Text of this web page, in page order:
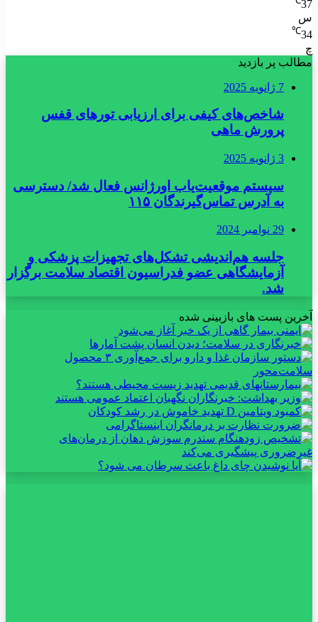
37
س
34
℃
چ
مطالب پر بازدید
7 ژانویه 2025
شاخص‌های کیفی برای ارزیابی تورهای قفس
پرورش ماهی
3 ژانویه 2025
سیستم موقعیت‌یاب اورژانس فعال شد/ دسترسی
به آدرس تماس‌گیرندگان ۱۱۵
29 نوامبر 2024
جلسه هم‌اندیشی تشکل‌های تجهیزات پزشکی و
آزمایشگاهی عضو فدراسیون اقتصاد سلامت برگزار
شد.
آخرین پست های بازبینی شده